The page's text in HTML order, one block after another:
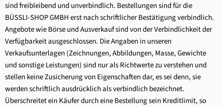
sind freibleibend und unverbindlich. Bestellungen sind für die
BÜSSLI-SHOP GMBH erst nach schriftlicher Bestätigung verbindlich.
Angebote wie Börse und Ausverkauf sind von der Verbindlichkeit der
Verfügbarkeit ausgeschlossen. Die Angaben in unseren
Verkaufsunterlagen (Zeichnungen, Abbildungen, Masse, Gewichte
und sonstige Leistungen) sind nur als Richtwerte zu verstehen und
stellen keine Zusicherung von Eigenschaften dar, es sei denn, sie
werden schriftlich ausdrücklich als verbindlich bezeichnet.
Überschreitet ein Käufer durch eine Bestellung sein Kreditlimit, so